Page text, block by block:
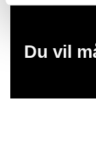
Du vil